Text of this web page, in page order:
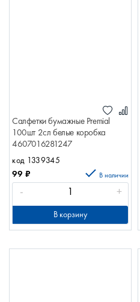
Салфетки бумажные Premial
100шт 2сл белые коробка
4607016281247
код 1339345
99 ₽ В наличии
- +
В корзину